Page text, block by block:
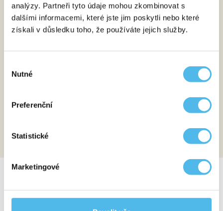
analýzy. Partneři tyto údaje mohou zkombinovat s
dalšími informacemi, které jste jim poskytli nebo které
získali v důsledku toho, že používáte jejich služby.
souhlasu
Nutné
Preferenční
Statistické
Marketingové
2 Odběr
Dostavíte se na odběr krve.
Analýza
Tým našich zkušených odborníků provede pomocí
nejmodernějších metod a technologií analýzu
a srozumitelnou laboratorní zprávu.